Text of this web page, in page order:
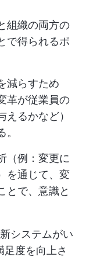
組織の両方の
で得られるポ
減らすため
革が従業員の
るかなど）
（例：変更に
を通じて、変
とで、意識と
システムがい
度を向上さ